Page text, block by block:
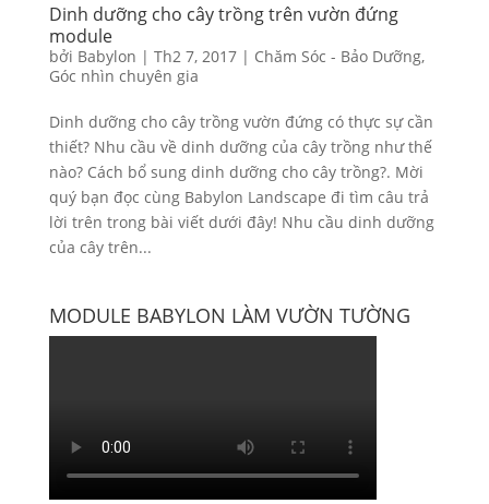
Dinh dưỡng cho cây trồng trên vườn đứng
module
bởi Babylon | Th2 7, 2017| Chăm Sóc - Bảo Dưỡng,
Góc nhìn chuyên gia
Dinh dưỡng cho cây trồng vườn đứng có thực sự cần
thiết? Nhu cầu về dinh dưỡng của cây trồng như thế
nào? Cách bổ sung dinh dưỡng cho cây trồng?. Mời
quý bạn đọc cùng Babylon Landscape đi tìm câu trả
lời trên trong bài viết dưới đây! Nhu cầu dinh dưỡng
của cây trên...
MODULE BABYLON LÀM VƯỜN TƯỜNG